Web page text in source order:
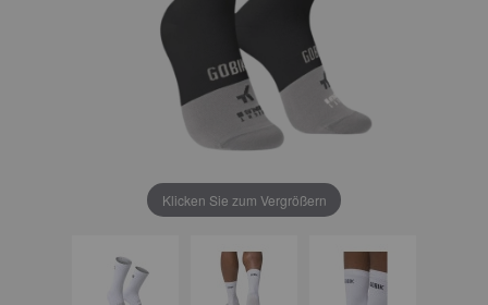
Klicken Sie zum Vergrößern